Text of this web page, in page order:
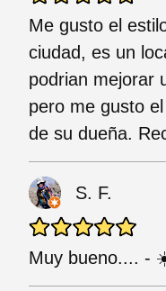
Me gusto el
ciudad, es un
podrian mejorar
pero me gusto
de su dueña.
S. F.
Muy bueno.... -